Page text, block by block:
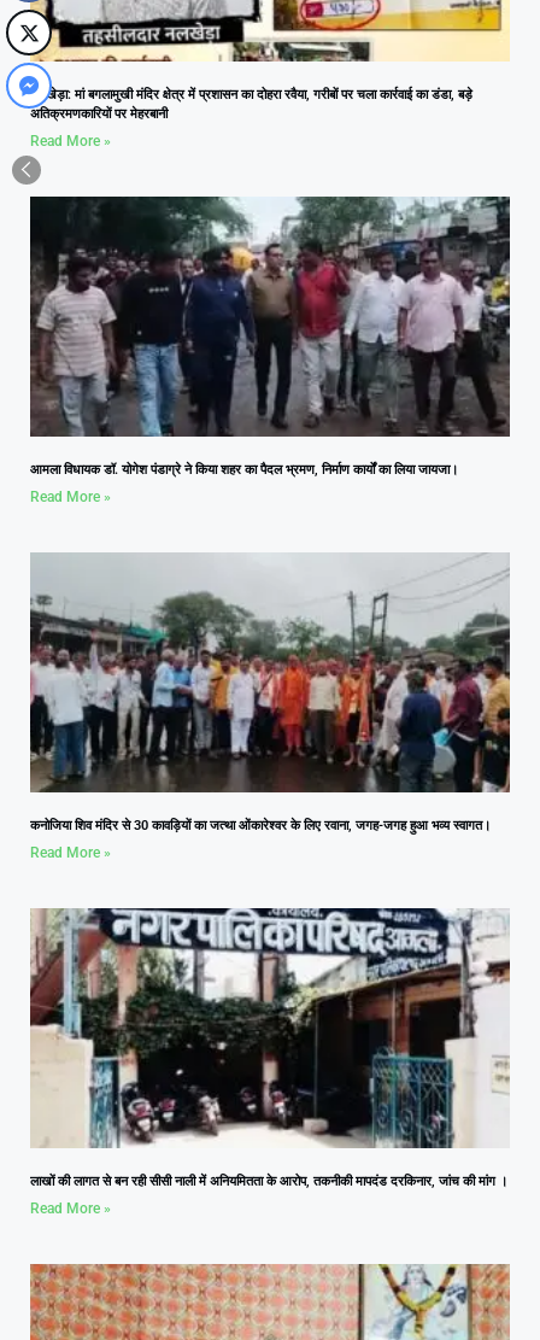
नलखेड़ा: मां बगलामुखी मंदिर क्षेत्र में प्रशासन का दोहरा रवैया, गरीबों पर चला कार्रवाई का डंडा, बड़े
अतिक्रमणकारियों पर मेहरबानी
Read More »
आमला विधायक डॉ. योगेश पंडाग्रे ने किया शहर का पैदल भ्रमण, निर्माण कार्यों का लिया जायजा।
Read More »
कनोजिया शिव मंदिर से 30 कावड़ियों का जत्था ओंकारेश्वर के लिए रवाना, जगह-जगह हुआ भव्य स्वागत।
Read More »
लाखों की लागत से बन रही सीसी नाली में अनियमितता के आरोप, तकनीकी मापदंड दरकिनार, जांच की मांग ।
Read More »